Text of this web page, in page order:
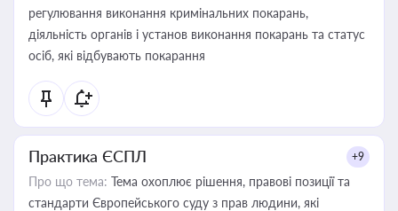
регулювання виконання кримінальних покарань,
діяльність органів і установ виконання покарань та статус
осіб, які відбувають покарання
Практика ЄСПЛ +9
Про що тема: Тема охоплює рішення, правові позиції та
стандарти Європейського суду з прав людини, які